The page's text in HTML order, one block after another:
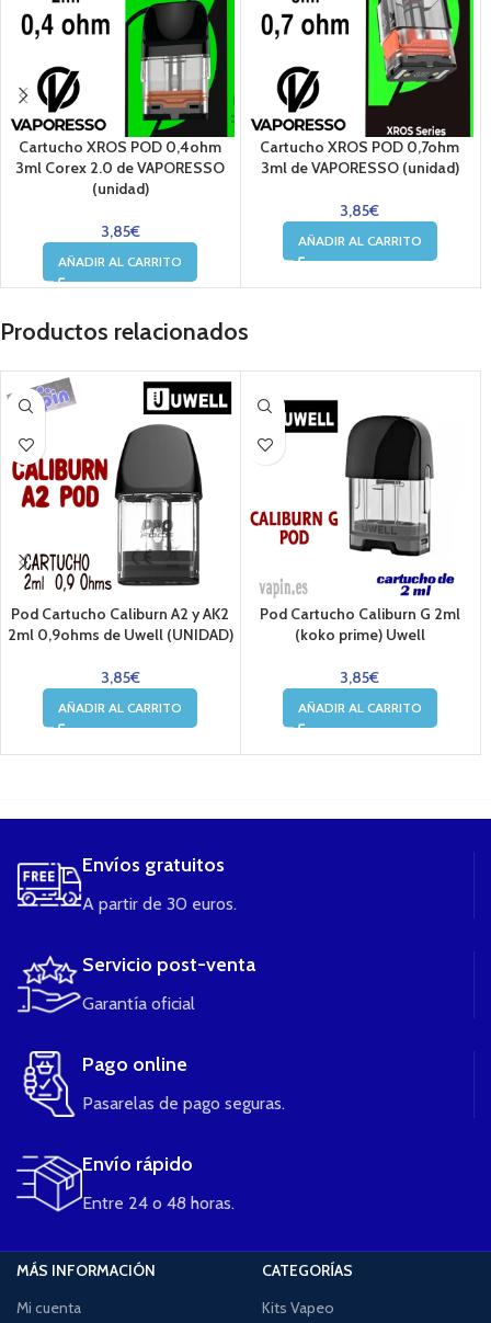
Cartucho XROS POD 0,4ohm
3ml Corex 2.0 de VAPORESSO
(unidad)
3,85€
AÑADIR AL CARRITO
Cartucho XROS POD 0,7ohm
3ml de VAPORESSO (unidad)
3,85€
AÑADIR AL CARRITO
Productos relacionados
Pod Cartucho Caliburn A2 y AK2
2ml 0,9ohms de Uwell (UNIDAD)
3,85€
AÑADIR AL CARRITO
Pod Cartucho Caliburn G 2ml
(koko prime) Uwell
3,85€
AÑADIR AL CARRITO
Envíos gratuitos
A partir de 30 euros.
Servicio post-venta
Garantía oficial
Pago online
Pasarelas de pago seguras.
Envío rápido
Entre 24 o 48 horas.
MÁS INFORMACIÓN
Mi cuenta
CATEGORÍAS
Kits Vapeo